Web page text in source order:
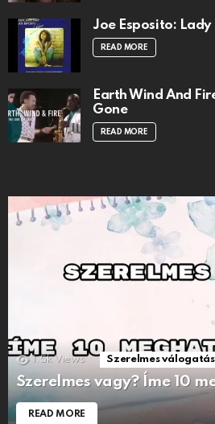
Joe Esposito:
READ MORE
Earth Wind And
Gone
READ MORE
1.5k Views Szerelmes
Szerelmes vagy? Íme 10
READ MORE